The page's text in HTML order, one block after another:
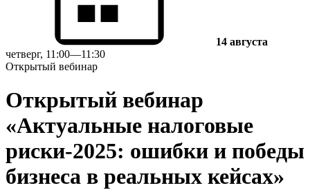
14 августа
четверг, 11:00—11:30
Открытый вебинар
Открытый вебинар
«Актуальные налоговые
риски-2025: ошибки и победы
бизнеса в реальных кейсах»